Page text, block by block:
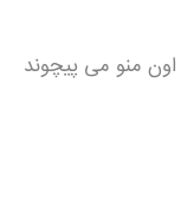
منو می پیچوند